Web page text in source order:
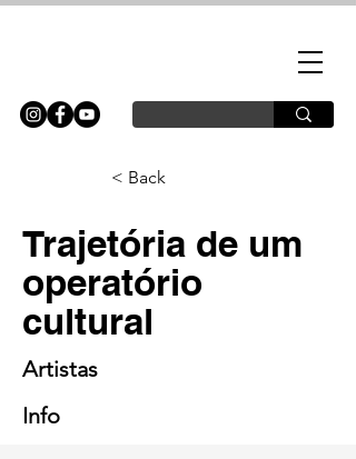
< Back
Trajetória de um
operatório
cultural
Artistas
Info